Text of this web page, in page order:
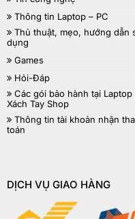
Thông tin Laptop – PC
Thủ thuật, mẹo, hướng dẫn
dụng
Games
Hỏi-Đáp
Các gói bảo hành tại Laptop
Xách Tay Shop
Thông tin tài khoản nhận
toán
DỊCH VỤ GIAO HÀNG